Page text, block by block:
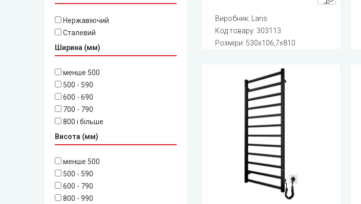
Нержавіючий
Сталевий
Ширина (мм)
менше 500
500 - 590
600 - 690
700 - 790
800 і більше
Висота (мм)
менше 500
500 - 590
600 - 790
800 - 990
Виробник:
Laris
Код товару: 303113
Розміри: 530x106,7x810